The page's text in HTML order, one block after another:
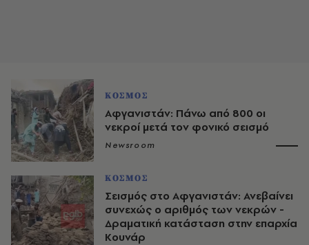
ΚΟΣΜΟΣ
Αφγανιστάν: Πάνω από 800 οι
νεκροί μετά τον φονικό σεισμό
Newsroom
ΚΟΣΜΟΣ
Σεισμός στο Αφγανιστάν: Ανεβαίνει
συνεχώς ο αριθμός των νεκρών -
Δραματική κατάσταση στην επαρχία
Κουνάρ